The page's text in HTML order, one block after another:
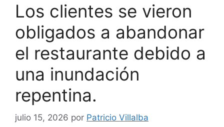
Los clientes se vieron
obligados a abandonar
el restaurante debido a
una inundación
repentina.
julio 15, 2026 por Patricio Villalba